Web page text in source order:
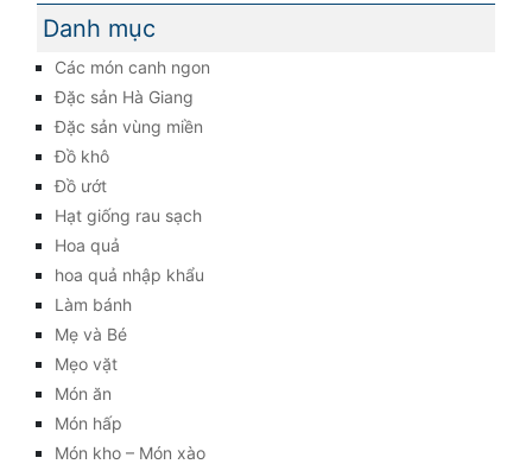
Danh mục
Các món canh ngon
Đặc sản Hà Giang
Đặc sản vùng miền
Đồ khô
Đồ ướt
Hạt giống rau sạch
Hoa quả
hoa quả nhập khẩu
Làm bánh
Mẹ và Bé
Mẹo vặt
Món ăn
Món hấp
Món kho – Món xào